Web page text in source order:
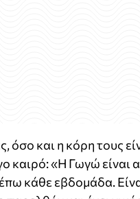
όσο και η κόρη τους
καιρό: «Η Γωγώ είναι
κάθε εβδομάδα.